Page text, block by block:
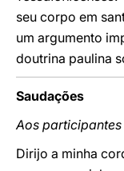
seu corpo em
um argumento
doutrina paulina
Saudações
Aos
Dirijo a minha